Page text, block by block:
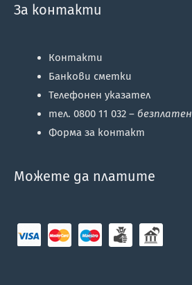
За контакти
Контакти
Банкови сметки
Телефонен указател
тел. 0800 11 032 – безплатен
Форма за контакт
Можете да платите